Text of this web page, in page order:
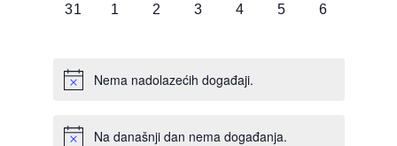
0
31
0
1
0
2
0
3
0
4
0
5
0
6
Nema nadolazećih događaji.
Na današnji dan nema događanja.